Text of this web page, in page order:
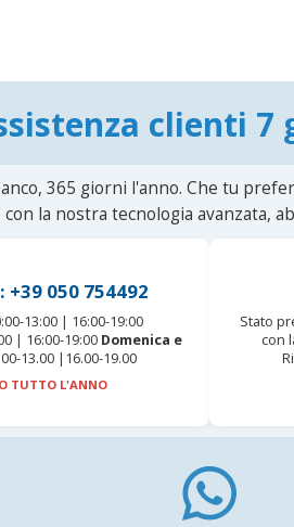
clienti 7
365 giorni l'anno. Che tu
la nostra tecnologia avanzata,
050 754492
13:00 | 16:00-19:00
| 16:00-19:00 Domenica e
13.00 |16.00-19.00
TUTTO L'ANNO
Stato
con